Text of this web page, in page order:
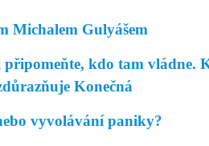
Michalem Gulyášem
kdo tam vládne.
Konečná
vyvolávání paniky?